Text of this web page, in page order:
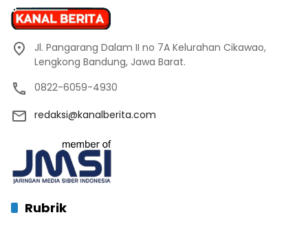
Jl. Pangarang Dalam II no 7A Kelurahan Cikawao,
Lengkong Bandung, Jawa Barat.
0822-6059-4930
redaksi@kanalberita.com
Rubrik